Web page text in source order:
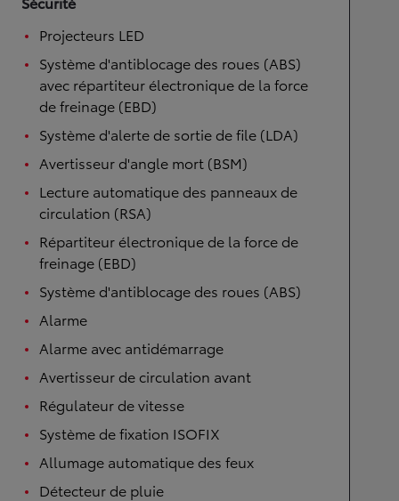
Projecteurs LED
Système d'antiblocage des roues (ABS)
avec répartiteur électronique de la force
de freinage (EBD)
Système d'alerte de sortie de file (LDA)
Avertisseur d'angle mort (BSM)
Lecture automatique des panneaux de
circulation (RSA)
Répartiteur électronique de la force de
freinage (EBD)
Système d'antiblocage des roues (ABS)
Alarme
Alarme avec antidémarrage
Avertisseur de circulation avant
Régulateur de vitesse
Système de fixation ISOFIX
Allumage automatique des feux
Détecteur de pluie